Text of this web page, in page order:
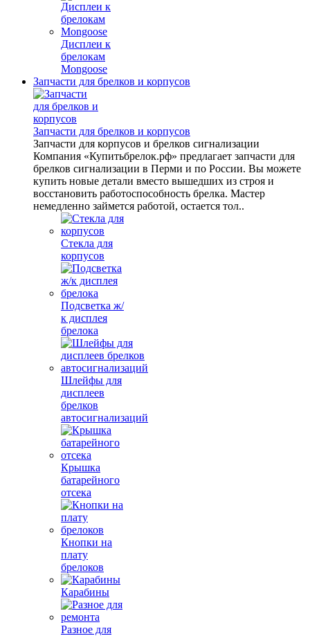
Дисплеи к
брелокам
Mongoose
Запчасти для брелков и корпусов
Запчасти для брелков и корпусов
Запчасти для корпусов и брелков сигнализации
Компания «Купитьбрелок.рф» предлагает запчасти для
брелков сигнализации в Перми и по России. Вы можете
купить новые детали вместо вышедших из строя и
восстановить работоспособность брелка. Мастер
немедленно займется работой, остается тол..
Стекла для
корпусов
Подсветка ж/
к дисплея
брелока
Шлейфы для
дисплеев
брелков
автосигнализаций
Крышка
батарейного
отсека
Кнопки на
плату
брелоков
Карабины
Разное для